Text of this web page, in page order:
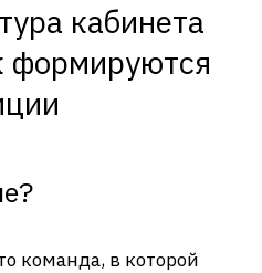
кабинета
формируются
команда, в которой